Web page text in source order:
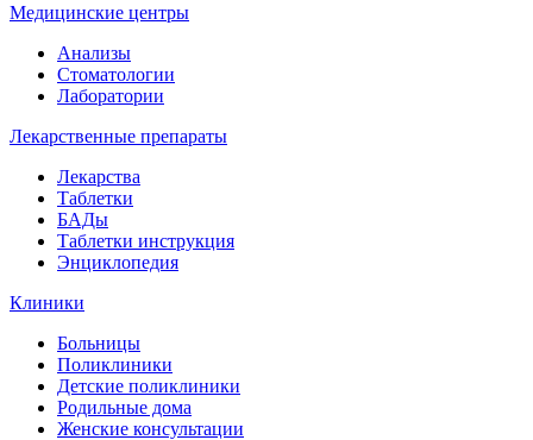
Медицинские центры
Анализы
Стоматологии
Лаборатории
Лекарственные препараты
Лекарства
Таблетки
БАДы
Таблетки инструкция
Энциклопедия
Клиники
Больницы
Поликлиники
Детские поликлиники
Родильные дома
Женские консультации